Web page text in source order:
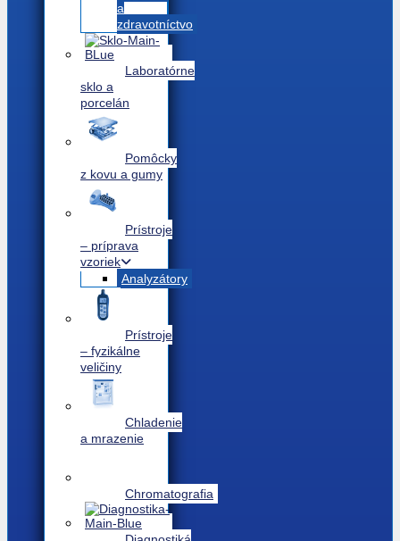
a
zdravotníctvo
Laboratórne
sklo a
porcelán
Pomôcky
z kovu a gumy
Prístroje
– príprava
vzoriek
Analyzátory
Prístroje
– fyzikálne
veličiny
Chladenie
a mrazenie
Chromatografia